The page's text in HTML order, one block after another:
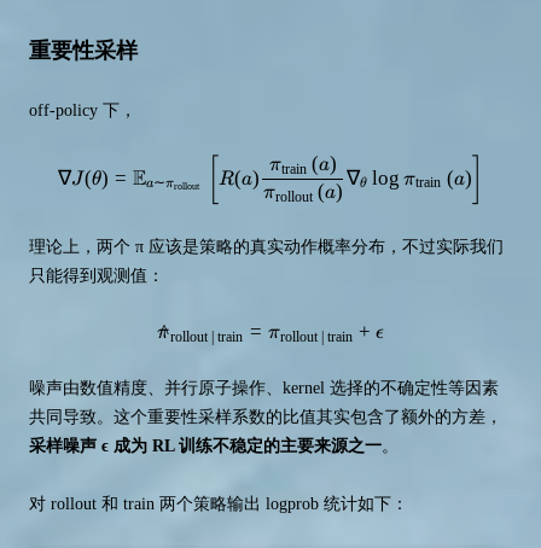
重要性采样
off-policy 下，
\nabla
∇J(θ) = Ea∼πrollout [R(a)
πrollout (a)
πtrain (a)
∇θ log πtrain (a)
理论上，两个 π 应该是策略的真实动作概率分布，不过实际我们
只能得到观测值：
\hat{\pi}_{\text{rollout |
π
^rollout | train = πrollout | train + ϵ
噪声由数值精度、并行原子操作、kernel 选择的不确定性等因素
共同导致。这个重要性采样系数的比值其实包含了额外的方差，
采样噪声 ϵ 成为 RL 训练不稳定的主要来源之一。
对 rollout 和 train 两个策略输出 logprob 统计如下：